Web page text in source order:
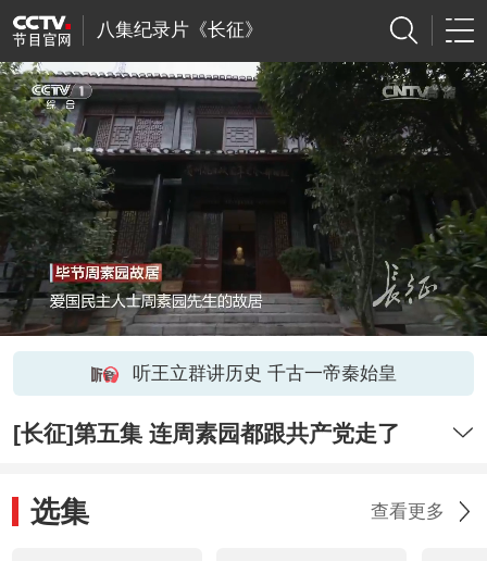
八集纪录片《长征》
听王立群讲历史 千古一帝秦始皇
[长征]第五集 连周素园都跟共产党走了
选集 查看更多